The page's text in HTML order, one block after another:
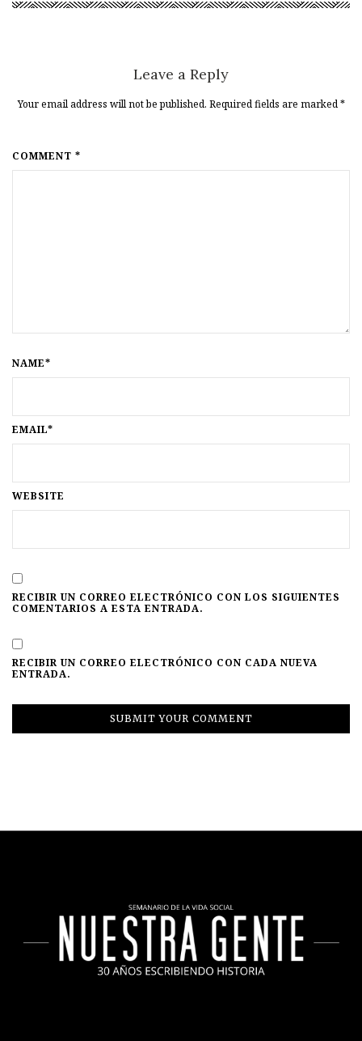
Leave a Reply
Your email address will not be published. Required fields are marked*
COMMENT *
NAME*
EMAIL*
WEBSITE
RECIBIR UN CORREO ELECTRÓNICO CON LOS SIGUIENTES
COMENTARIOS A ESTA ENTRADA.
RECIBIR UN CORREO ELECTRÓNICO CON CADA NUEVA
ENTRADA.